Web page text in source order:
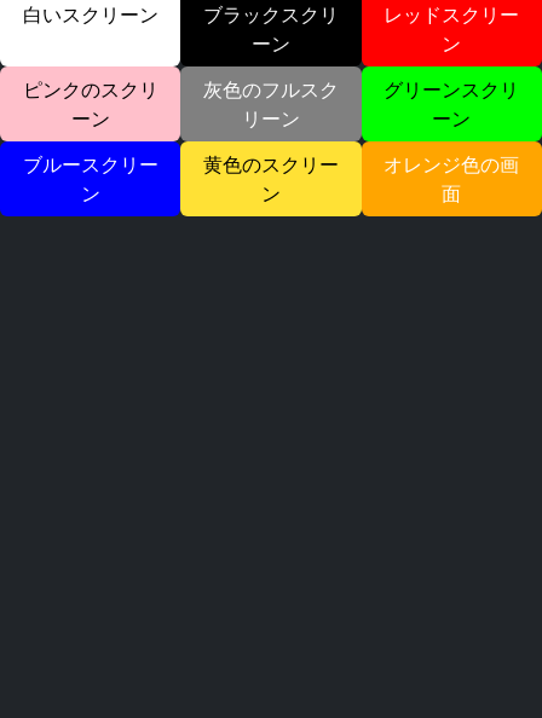
白いスクリーン
ブラックスクリ
ーン
レッドスクリー
ン
ピンクのスクリ
ーン
灰色のフルスク
リーン
グリーンスクリ
ーン
ブルースクリー
ン
黄色のスクリー
ン
オレンジ色の画
面